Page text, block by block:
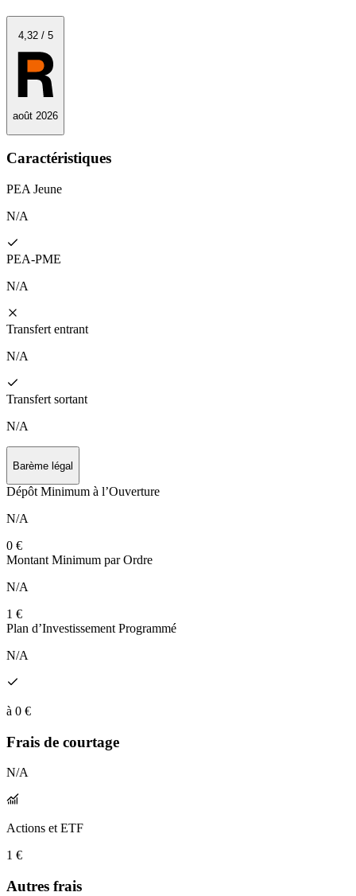
4,32/ 5
août 2026
Caractéristiques
PEA Jeune
N/A
PEA‑PME
N/A
Transfert entrant
N/A
Transfert sortant
N/A
Barème légal
Dépôt Minimum à l’Ouverture
N/A
0 €
Montant Minimum par Ordre
N/A
1 €
Plan d’Investissement Programmé
N/A
à 0 €
Frais de courtage
N/A
Actions et ETF
1 €
Autres frais